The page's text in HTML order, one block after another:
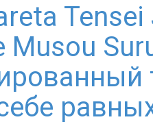
Musou